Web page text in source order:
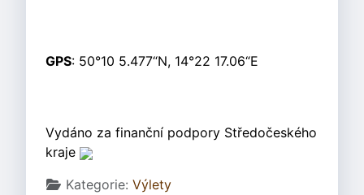
GPS: 50°10 5.477“N, 14°22 17.06“E
Vydáno za finanční podpory Středočeského
kraje
Základní údaje
Kategorie: Výlety